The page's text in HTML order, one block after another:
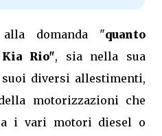
alla domanda "quanto
Rio", sia nella sua
diversi allestimenti,
motorizzazioni che
i vari motori diesel o